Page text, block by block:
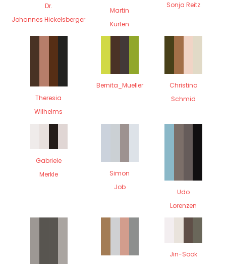
Dr.
Johannes Hickelsberger
Martin
Kürten
Sonja Reitz
Theresia
Wilhelms
Bernita_Mueller
Christina
Schmid
Gabriele
Merkle
Simon
Job
Udo
Lorenzen
Jin-Sook